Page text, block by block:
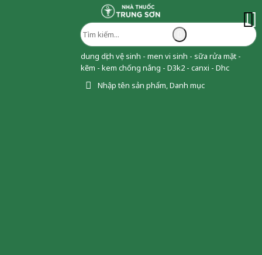
dung dịch vệ sinh - men vi sinh - sữa rửa mặt -
kẽm - kem chống nắng - D3k2 - canxi - Dhc
Nhập tên sản phẩm, Danh mục